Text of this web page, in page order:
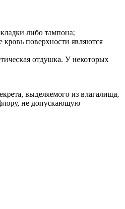
либо тампона;
поверхности являются
отдушка. У некоторых
выделяемого из влагалища,
не допускающую